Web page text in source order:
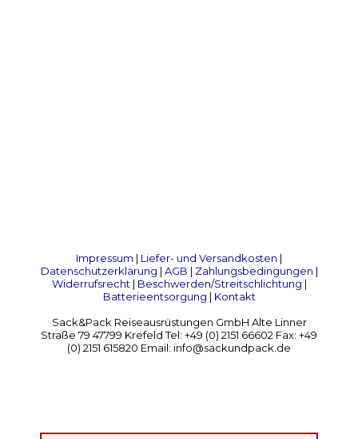
Impressum | Liefer- und Versandkosten |
Datenschutzerklärung | AGB | Zahlungsbedingungen |
Widerrufsrecht| Beschwerden/Streitschlichtung |
Batterieentsorgung | Kontakt
Sack&Pack Reiseausrüstungen GmbH Alte Linner
Straße 79 47799 Krefeld Tel: +49 (0) 2151 66602 Fax: +49
(0) 2151 615820 Email: info@sackundpack.de